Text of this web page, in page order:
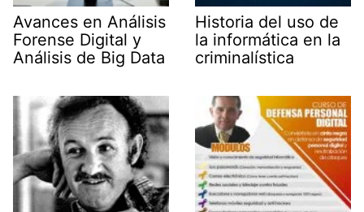
Avances en Análisis
Forense Digital y
Análisis de Big Data
Historia del uso de
la informática en la
criminalística